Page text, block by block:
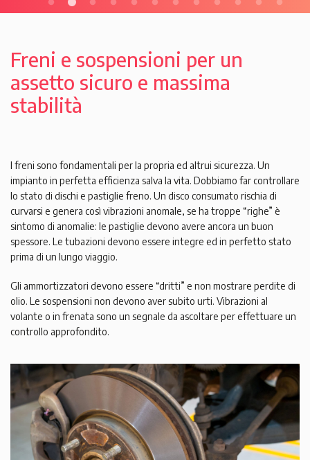
Freni e sospensioni per un
assetto sicuro e massima
stabilità
I freni sono fondamentali per la propria ed altrui sicurezza. Un
impianto in perfetta efficienza salva la vita. Dobbiamo far controllare
lo stato di dischi e pastiglie freno. Un disco consumato rischia di
curvarsi e genera così vibrazioni anomale, se ha troppe “righe” è
sintomo di anomalie: le pastiglie devono avere ancora un buon
spessore. Le tubazioni devono essere integre ed in perfetto stato
prima di un lungo viaggio.
Gli ammortizzatori devono essere “dritti” e non mostrare perdite di
olio. Le sospensioni non devono aver subito urti. Vibrazioni al
volante o in frenata sono un segnale da ascoltare per effettuare un
controllo approfondito.